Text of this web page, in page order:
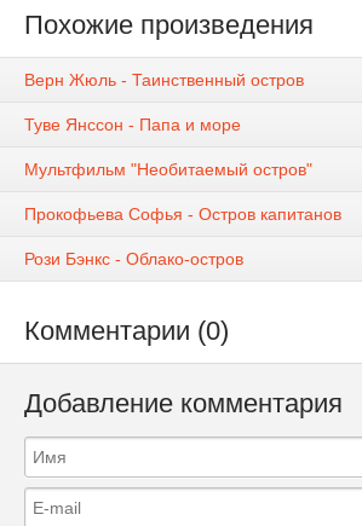
Похожие произведения
Верн Жюль - Таинственный остров
Туве Янссон - Папа и море
Мультфильм "Необитаемый остров"
Прокофьева Софья - Остров капитанов
Рози Бэнкс - Облако-остров
Комментарии (0)
Добавление комментария